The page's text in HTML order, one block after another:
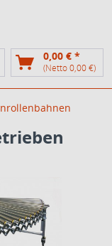
0,00 € *
(Netto 0,00 €)